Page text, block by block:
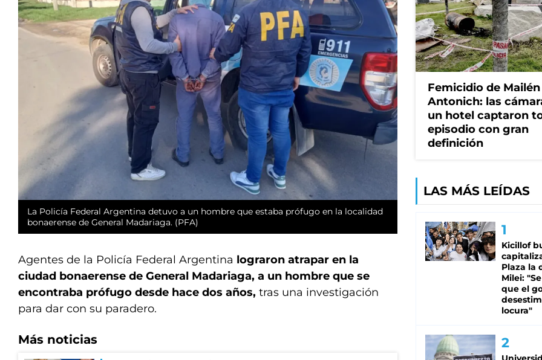
La Policía Federal Argentina detuvo a un hombre que estaba prófugo en la localidad
bonaerense de General Madariaga. (PFA)
Agentes de la Policía Federal Argentina lograron atrapar en la
ciudad bonaerense de General Madariaga, a un hombre que se
encontraba prófugo desde hace dos años, tras una investigación
para dar con su paradero.
Más noticias
Femicidio de Mailén
Antonich: las
un hotel captaron
episodio con gran
definición
LAS MÁS LEÍDAS
Kicillof
Plaza la
Milei:
que el
locura"